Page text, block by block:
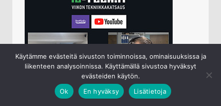
io-techin viikottainen tekniikkapodcast lähetetään
Käytämme evästeitä sivuston toiminnoissa, ominaisuuksissa ja
liikenteen analysoinnissa. Käyttämällä sivustoa hyväksyt
evästeiden käytön.
Ok
En hyväksy Lisätietoja